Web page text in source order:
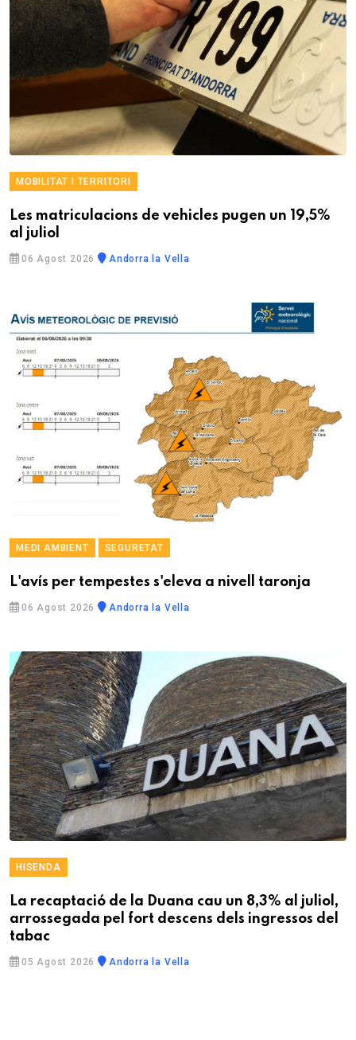
MOBILITAT I TERRITORI
Les matriculacions de vehicles pugen un 19,5%
al juliol
06 Agost 2026 Andorra la Vella
MEDI AMBIENT SEGURETAT
L'avís per tempestes s'eleva a nivell taronja
06 Agost 2026 Andorra la Vella
HISENDA
La recaptació de la Duana cau un 8,3% al juliol,
arrossegada pel fort descens dels ingressos del
tabac
05 Agost 2026 Andorra la Vella